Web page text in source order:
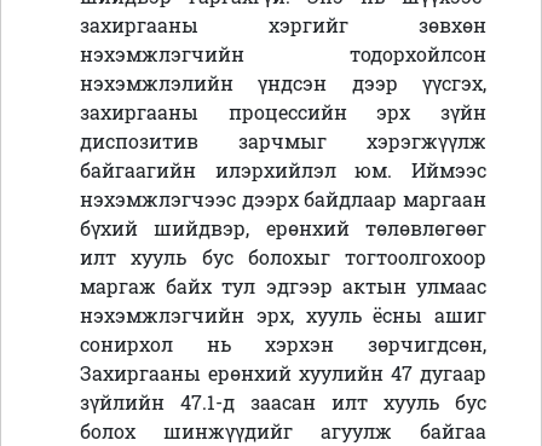
захиргааны хэргийг зөвхөн
нэхэмжлэгчийн тодорхойлсон
нэхэмжлэлийн үндсэн дээр үүсгэх,
захиргааны процессийн эрх зүйн
диспозитив зарчмыг хэрэгжүүлж
байгаагийн илэрхийлэл юм. Иймээс
нэхэмжлэгчээс дээрх байдлаар маргаан
бүхий шийдвэр, ерөнхий төлөвлөгөөг
илт хууль бус болохыг тогтоолгохоор
маргаж байх тул эдгээр актын улмаас
нэхэмжлэгчийн эрх, хууль ёсны ашиг
сонирхол нь хэрхэн зөрчигдсөн,
Захиргааны ерөнхий хуулийн 47 дугаар
зүйлийн 47.1-д заасан илт хууль бус
болох шинжүүдийг агуулж байгаа